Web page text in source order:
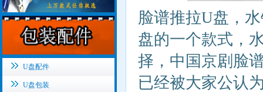
脸谱推拉U盘，
盘的一个款式，
择，中国京剧脸
已经被大家公认
U盘配件
U盘包装